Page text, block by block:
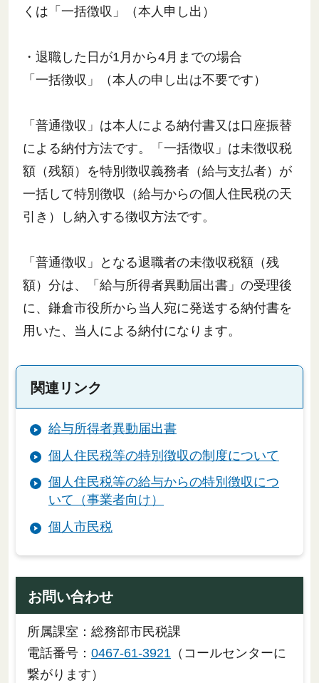
くは「一括徴収」（本人申し出）
・退職した日が1月から4月までの場合
「一括徴収」（本人の申し出は不要です）
「普通徴収」は本人による納付書又は口座振替
による納付方法です。「一括徴収」は未徴収税
額（残額）を特別徴収義務者（給与支払者）が
一括して特別徴収（給与からの個人住民税の天
引き）し納入する徴収方法です。
「普通徴収」となる退職者の未徴収税額（残
額）分は、「給与所得者異動届出書」の受理後
に、鎌倉市役所から当人宛に発送する納付書を
用いた、当人による納付になります。
関連リンク
給与所得者異動届出書
個人住民税等の特別徴収の制度について
個人住民税等の給与からの特別徴収につ
いて（事業者向け）
個人市民税
お問い合わせ
所属課室：総務部市民税課
電話番号： 0467-61-3921 （コールセンターに
繋がります）